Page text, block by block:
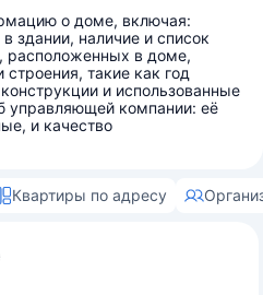
о доме, включая:
здании, наличие и список
расположенных в доме,
такие как год
и использованные
управляющей компании: её
и качество
Квартиры по адресу